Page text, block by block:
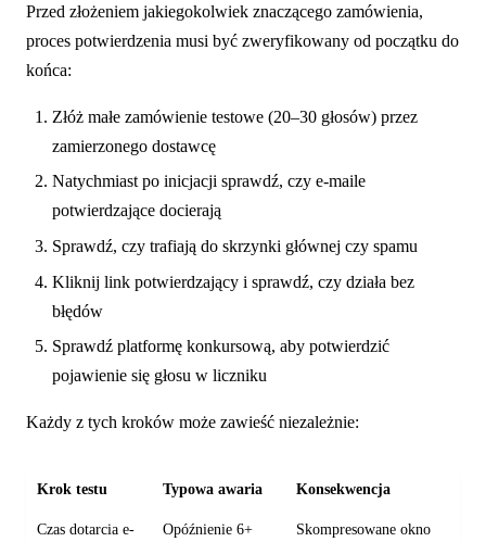
Przed złożeniem jakiegokolwiek znaczącego zamówienia,
proces potwierdzenia musi być zweryfikowany od początku do
końca:
Złóż małe zamówienie testowe (20–30 głosów) przez
zamierzonego dostawcę
Natychmiast po inicjacji sprawdź, czy e-maile
potwierdzające docierają
Sprawdź, czy trafiają do skrzynki głównej czy spamu
Kliknij link potwierdzający i sprawdź, czy działa bez
błędów
Sprawdź platformę konkursową, aby potwierdzić
pojawienie się głosu w liczniku
Każdy z tych kroków może zawieść niezależnie:
Krok testu Typowa awaria Konsekwencja
Czas dotarcia e-
Opóźnienie 6+
Skompresowane okno